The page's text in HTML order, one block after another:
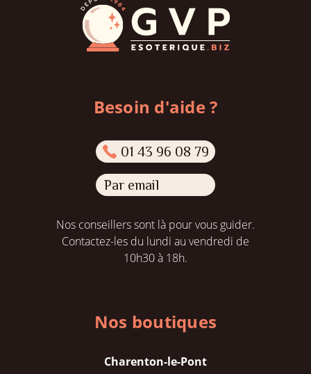
Besoin d'aide ?
01 43 96 08 79
Par email
Nos conseillers sont là pour vous guider.
Contactez-les du lundi au vendredi de
10h30 à 18h.
Nos boutiques
Charenton-le-Pont